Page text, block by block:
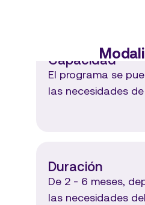
Capacidad
El programa se
las necesidades
Duración
De 2 - 6 meses,
las necesidades